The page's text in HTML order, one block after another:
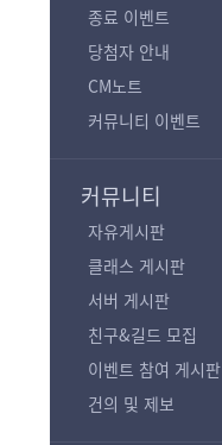
종료 이벤트
당첨자 안내
CM노트
커뮤니티 이벤트
커뮤니티
자유게시판
클래스 게시판
서버 게시판
친구&길드 모집
이벤트 참여 게시판
건의 및 제보